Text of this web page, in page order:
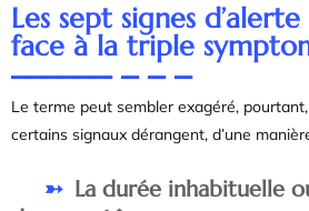
Les sept signes
face à la triple
Le terme peut sembler exagéré,
certains signaux dérangent, d’une
La durée inhabituelle